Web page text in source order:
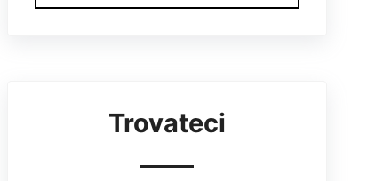
Trovateci